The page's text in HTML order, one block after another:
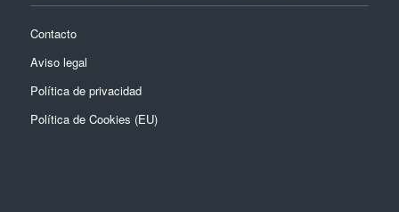
Contacto
Aviso legal
Política de privacidad
Política de Cookies (EU)